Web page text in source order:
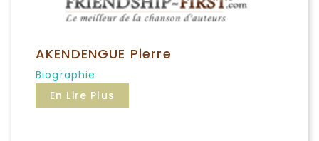
AKENDENGUE Pierre
Biographie
En Lire Plus